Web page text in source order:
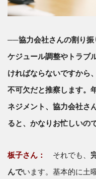
──協力会社さんの割り振
ケジュール調整やトラブ
ければならないですから
不可欠だと推察します。
ネジメント、協力会社さ
ると、かなりお忙しいの
板子さん： それでも、
んでいます。基本的に土